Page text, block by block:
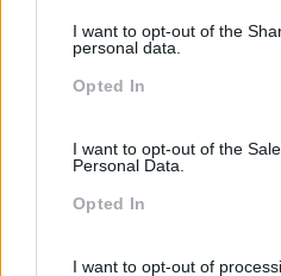
not limited to your visit or usage
grant or deny consent to
use your data for below
I want to opt-out of the
personal data.
Opted In
I want to opt-out of the
Personal Data.
Opted In
I want to opt-out of